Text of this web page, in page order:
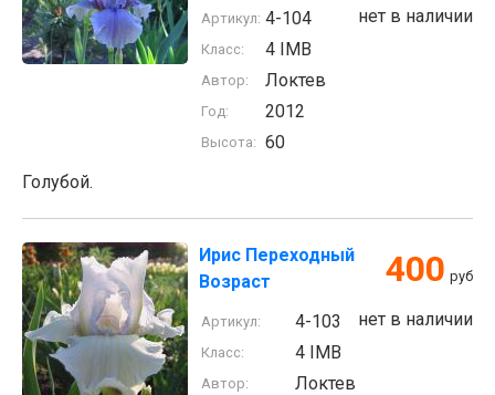
нет в наличии
Артикул: 4-104
Класс: 4 IMB
Автор: Локтев
Год: 2012
Высота: 60
Голубой.
Ирис Переходный
Возраст
400 руб
нет в наличии
Артикул: 4-103
Класс: 4 IMB
Автор: Локтев